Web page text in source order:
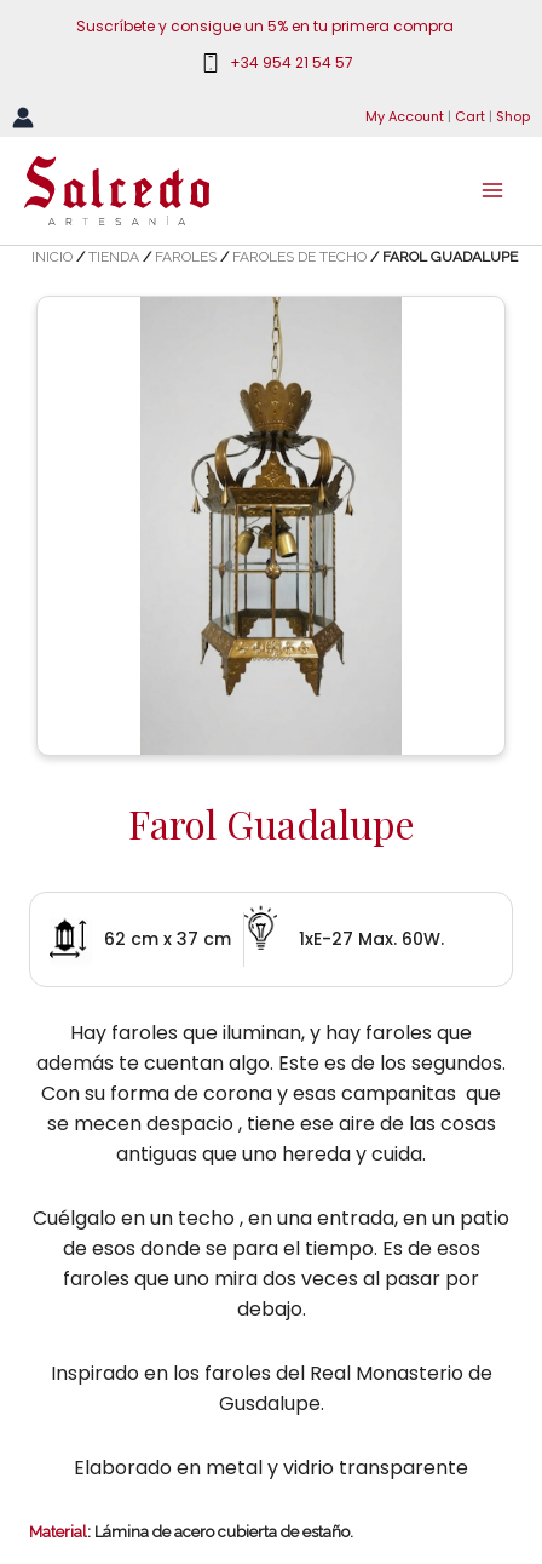
Suscríbete y consigue un 5% en tu primera compra
+34 954 21 54 57
My Account | Cart | Shop
INICIO /TIENDA / FAROLES / FAROLES DE TECHO / FAROL GUADALUPE
Farol Guadalupe
62 cm x 37 cm 1xE-27 Max. 60W.
Hay faroles que iluminan, y hay faroles que
además te cuentan algo. Este es de los segundos.
Con su forma de corona y esas campanitas que
se mecen despacio , tiene ese aire de las cosas
antiguas que uno hereda y cuida.
Cuélgalo en un techo , en una entrada, en un patio
de esos donde se para el tiempo. Es de esos
faroles que uno mira dos veces al pasar por
debajo.
Inspirado en los faroles del Real Monasterio de
Gusdalupe.
Elaborado en metal y vidrio transparente
Material: Lámina de acero cubierta de estaño.